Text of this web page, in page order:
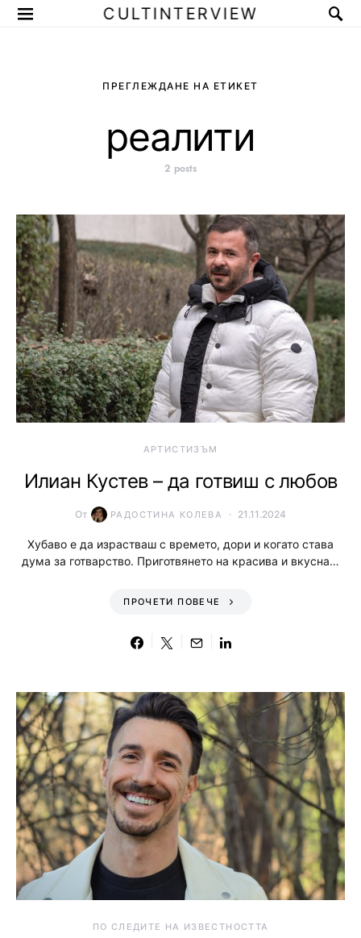
CULTINTERVIEW
ПРЕГЛЕЖДАНЕ НА ЕТИКЕТ
реалити
2 posts
АРТИСТИЗЪМ
Илиан Кустев – да готвиш с любов
От РАДОСТИНА КОЛЕВА 21.11.2024
Хубаво е да израстваш с времето, дори и когато става
дума за готварство. Приготвянето на красива и вкусна…
ПРОЧЕТИ ПОВЕЧЕ
ПО СЛЕДИТЕ НА ИЗВЕСТНОСТТА